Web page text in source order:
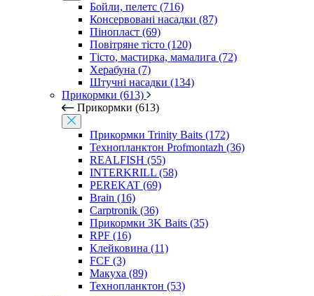
Бойли, пелетс (716)
Консервовані насадки (87)
Пінопласт (69)
Повітряне тісто (120)
Тісто, мастирка, мамалига (72)
Херабуна (7)
Штучні насадки (134)
Прикормки (613)
Прикормки (613)
Прикормки Trinity Baits (172)
Технопланктон Profmontazh (36)
REALFISH (55)
INTERKRILL (58)
PEREKAT (69)
Brain (16)
Carptronik (36)
Прикормки 3K Baits (35)
RPF (16)
Клейковина (11)
FCF (3)
Макуха (89)
Технопланктон (53)